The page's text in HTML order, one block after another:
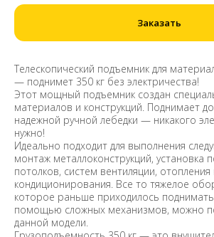
Заказать
Телескопический подъемник для
— поднимет 350 кг без электричества!
Этот мощный подъемник создан
материалов и конструкций. Поднимает
надежной ручной лебедки — никакого
нужно!
Идеально подходит для выполнения
монтаж металлоконструкций, установка
потолков, систем вентиляции, отопления
кондиционирования. Все то тяжелое
которое раньше приходилось
помощью сложных механизмов, можно
данной модели.